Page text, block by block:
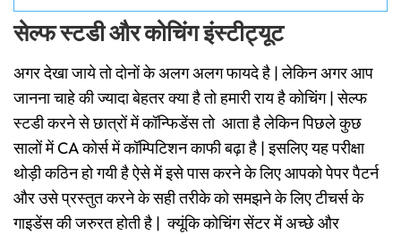
सेल्फ स्टडी और कोचिंग इंस्टीट्यूट
अगर देखा जाये तो दोनों के अलग अलग फायदे है | लेकिन अगर आप
जानना चाहे की ज्यादा बेहतर क्या है तो हमारी राय है कोचिंग | सेल्फ
स्टडी करने से छात्रों में कॉन्फिडेंस तो आता है लेकिन पिछले कुछ
सालों में CA कोर्स में कॉम्पिटिशन काफी बढ़ा है | इसलिए यह परीक्षा
थोड़ी कठिन हो गयी है ऐसे में इसे पास करने के लिए आपको पेपर पैटर्न
और उसे प्रस्तुत करने के सही तरीके को समझने के लिए टीचर्स के
गाइडेंस की जरुरत होती है | क्यूंकि कोचिंग सेंटर में अच्छे और